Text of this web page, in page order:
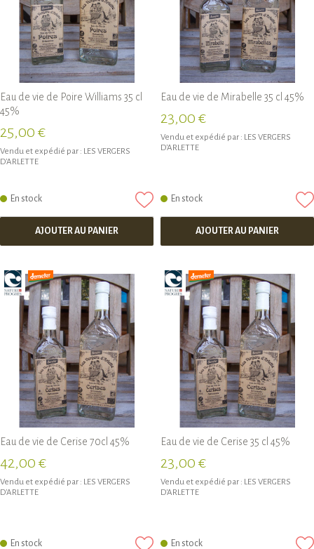
Eau de vie de Poire Williams 35 cl
45%
25,00 €
Vendu et expédié par : LES VERGERS
D'ARLETTE
En stock
AJOUTER AU PANIER
Eau de vie de Mirabelle 35 cl 45%
23,00 €
Vendu et expédié par : LES VERGERS
D'ARLETTE
En stock
AJOUTER AU PANIER
Eau de vie de Cerise 70cl 45%
42,00 €
Vendu et expédié par : LES VERGERS
D'ARLETTE
En stock
Eau de vie de Cerise 35 cl 45%
23,00 €
Vendu et expédié par : LES VERGERS
D'ARLETTE
En stock